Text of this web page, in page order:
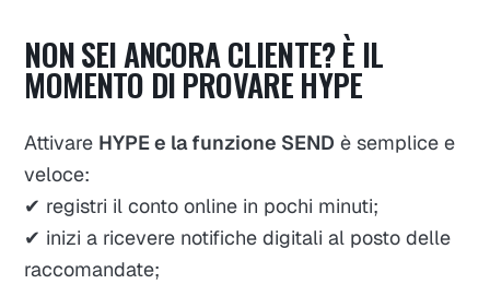
NON SEI ANCORA CLIENTE? È IL
MOMENTO DI PROVARE HYPE
Attivare HYPE e la funzione SEND è semplice e
veloce:
✔ registri il conto online in pochi minuti;
✔ inizi a ricevere notifiche digitali al posto delle
raccomandate;